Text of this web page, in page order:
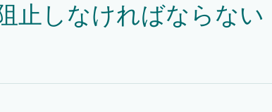
止しなければならない